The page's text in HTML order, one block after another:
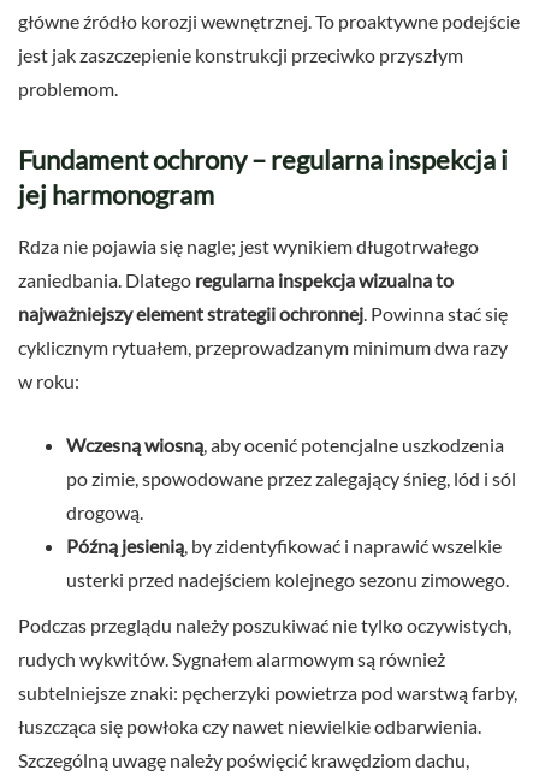
główne źródło korozji wewnętrznej. To proaktywne podejście
jest jak zaszczepienie konstrukcji przeciwko przyszłym
problemom.
Fundament ochrony – regularna inspekcja i
jej harmonogram
Rdza nie pojawia się nagle; jest wynikiem długotrwałego
zaniedbania. Dlatego regularna inspekcja wizualna to
najważniejszy element strategii ochronnej . Powinna stać się
cyklicznym rytuałem, przeprowadzanym minimum dwa razy
w roku:
Wczesną wiosną , aby ocenić potencjalne uszkodzenia
po zimie, spowodowane przez zalegający śnieg, lód i sól
drogową.
Późną jesienią , by zidentyfikować i naprawić wszelkie
usterki przed nadejściem kolejnego sezonu zimowego.
Podczas przeglądu należy poszukiwać nie tylko oczywistych,
rudych wykwitów. Sygnałem alarmowym są również
subtelniejsze znaki: pęcherzyki powietrza pod warstwą farby,
łuszcząca się powłoka czy nawet niewielkie odbarwienia.
Szczególną uwagę należy poświęcić krawędziom dachu,